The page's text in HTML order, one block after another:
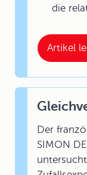
Artikel
die
Der
SIMON